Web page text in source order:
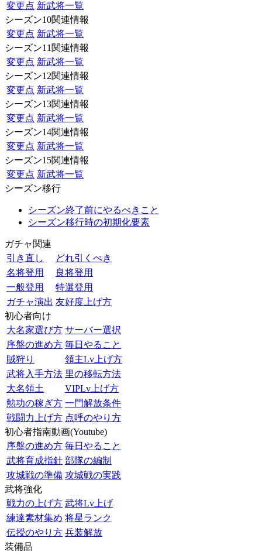
変更点 新武将一覧
シーズン10関連情報
変更点 新武将一覧
シーズン11関連情報
変更点 新武将一覧
シーズン12関連情報
変更点 新武将一覧
シーズン13関連情報
変更点 新武将一覧
シーズン14関連情報
変更点 新武将一覧
シーズン15関連情報
変更点 新武将一覧
シーズン移行
シーズン終了前にやるべきこと
シーズン移行時の初期化要素
ガチャ関連
引き直し
どれ引くべき
名将登用
良将登用
一般登用
特選登用
ガチャ演出 友好度上げ方
初心者向け
大名家選び方 サーバー選択
序盤の進め方 毎日やること
賊狩り
領主Lv上げ方
武将入手方法 里の移転方法
大名領土
VIPLv上げ方
勲功の稼ぎ方 一門解放条件
戦闘力上げ方 点呼のやり方
初心者指南動画(Youtube)
序盤の進め方 毎日やること
武将育成指針 部隊の編制
攻城戦の準備 攻城戦の実践
武将強化
戦力の上げ方 武将Lv上げ
練達素材集め 将星ランク
伝授のやり方 兵装解放
装備品